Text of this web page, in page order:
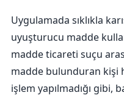
Uygulamada sıklıkla
uyuşturucu madde
madde ticareti suçu
madde bulunduran kişi
işlem yapılmadığı gibi,